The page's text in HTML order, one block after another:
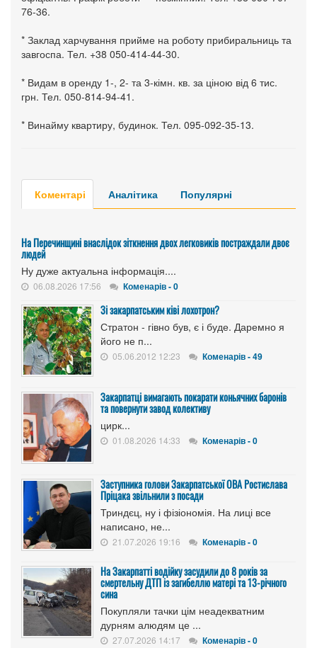
76-36.
* Заклад харчування прийме на роботу прибиральниць та
завгоспа. Тел. +38 050-414-44-30.
* Видам в оренду 1-, 2- та 3-кімн. кв. за ціною від 6 тис.
грн. Тел. 050-814-94-41.
* Винайму квартиру, будинок. Тел. 095-092-35-13.
Коментарі Аналітика Популярні
На Перечинщині внаслідок зіткнення двох легковиків постраждали двоє
людей
Ну дуже актуальна інформація....
06.08.2026 17:56 Коменарів - 0
Зі закарпатським ківі лохотрон?
Стратон - гівно був, є і буде. Даремно я
його не п...
05.06.2012 12:23 Коменарів - 49
Закарпатці вимагають покарати коньячних баронів
та повернути завод колективу
цирк...
01.08.2026 14:33 Коменарів - 0
Заступника голови Закарпатської ОВА Ростислава
Пріцака звільнили з посади
Триндєц, ну і фізіономія. На лиці все
написано, не...
21.07.2026 19:16 Коменарів - 0
На Закарпатті водійку засудили до 8 років за
смертельну ДТП із загибеллю матері та 13-річного
сина
Покупляли тачки цім неадекватним
дурням алюдям це ...
27.07.2026 14:17 Коменарів - 0